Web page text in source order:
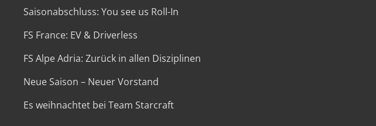
Saisonabschluss: You see us Roll-In
FS France: EV & Driverless
FS Alpe Adria: Zurück in allen Disziplinen
Neue Saison – Neuer Vorstand
Es weihnachtet bei Team Starcraft